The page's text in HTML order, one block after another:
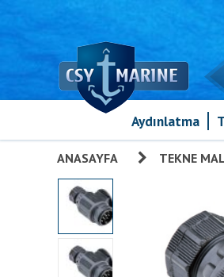
Aydınlatma
ANASAYFA TEKNE